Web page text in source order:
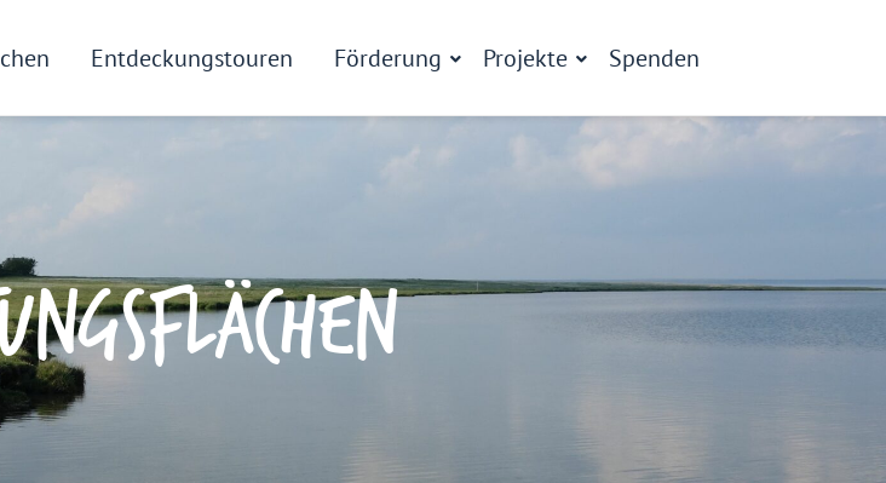
Entdeckungstouren Förderung Projekte Spenden